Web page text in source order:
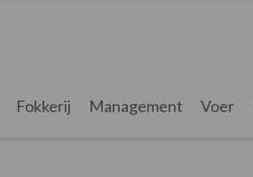
Fokkerij Management Voer